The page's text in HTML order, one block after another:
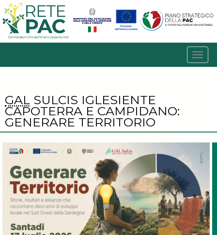
GAL SULCIS IGLESIENTE
CAPOTERRA E CAMPIDANO:
GENERARE TERRITORIO